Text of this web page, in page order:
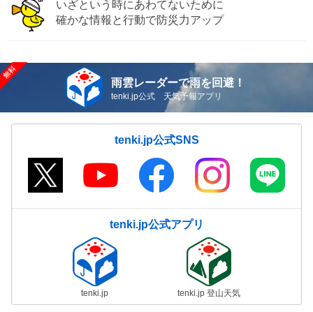
いざという時にあわてないために
確かな情報と行動で防災力アップ
雨雲レーダーで雨を回避！
tenki.jp公式 天気予報アプリ
tenki.jp公式SNS
tenki.jp公式アプリ
tenki.jp tenki.jp 登山天気